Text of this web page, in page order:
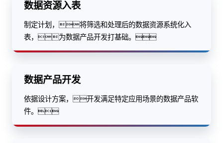
数据资源入表
制定计划，将筛选和处理后的数据资源系统化入
表，为数据产品开发打基础。
数据产品开发
依据设计方案，开发满足特定应用场景的数据产品软
件。